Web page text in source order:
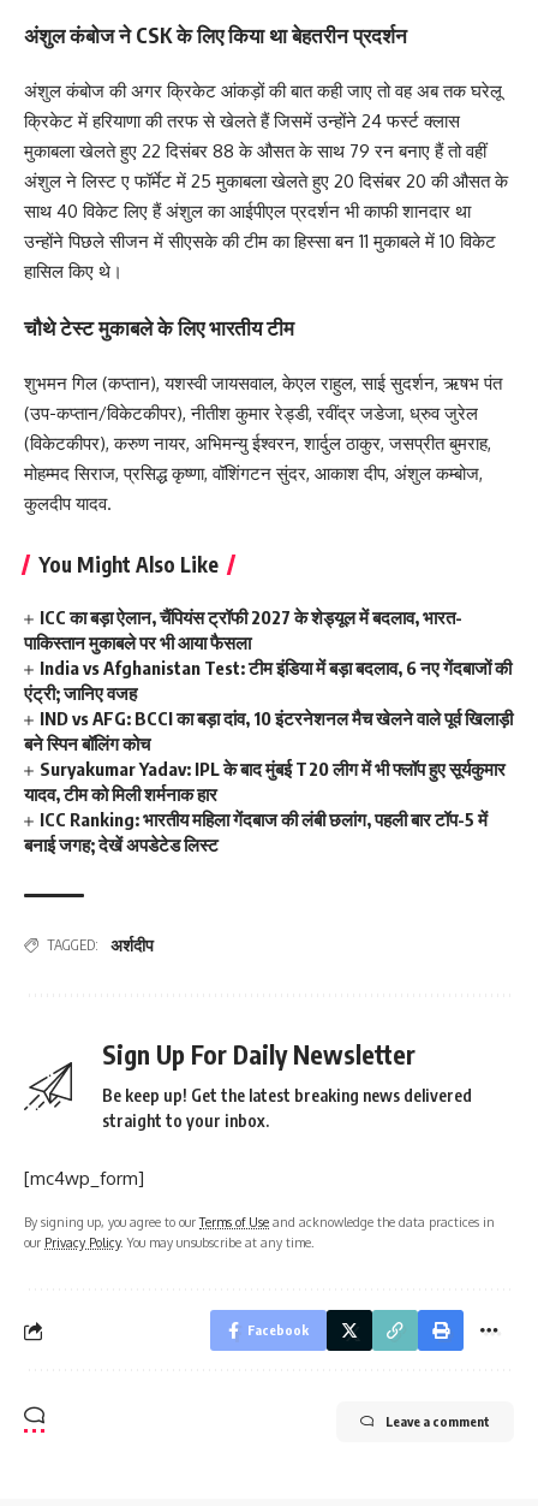
अंशुल कंबोज ने CSK के लिए किया था बेहतरीन प्रदर्शन
अंशुल कंबोज की अगर क्रिकेट आंकड़ों की बात कही जाए तो वह अब तक घरेलू
क्रिकेट में हरियाणा की तरफ से खेलते हैं जिसमें उन्होंने 24 फर्स्ट क्लास
मुकाबला खेलते हुए 22 दिसंबर 88 के औसत के साथ 79 रन बनाए हैं तो वहीं
अंशुल ने लिस्ट ए फॉर्मेट में 25 मुकाबला खेलते हुए 20 दिसंबर 20 की औसत के
साथ 40 विकेट लिए हैं अंशुल का आईपीएल प्रदर्शन भी काफी शानदार था
उन्होंने पिछले सीजन में सीएसके की टीम का हिस्सा बन 11 मुकाबले में 10 विकेट
हासिल किए थे।
चौथे टेस्ट मुकाबले के लिए भारतीय टीम
शुभमन गिल (कप्तान), यशस्वी जायसवाल, केएल राहुल, साई सुदर्शन, ऋषभ पंत
(उप-कप्तान/विकेटकीपर), नीतीश कुमार रेड्डी, रवींद्र जडेजा, ध्रुव जुरेल
(विकेटकीपर), करुण नायर, अभिमन्यु ईश्वरन, शार्दुल ठाकुर, जसप्रीत बुमराह,
मोहम्मद सिराज, प्रसिद्ध कृष्णा, वॉशिंगटन सुंदर, आकाश दीप, अंशुल कम्बोज,
कुलदीप यादव.
You Might Also Like
ICC का बड़ा ऐलान, चैंपियंस ट्रॉफी 2027 के शेड्यूल में बदलाव, भारत-
पाकिस्तान मुकाबले पर भी आया फैसला
India vs Afghanistan Test: टीम इंडिया में बड़ा बदलाव, 6 नए गेंदबाजों की
एंट्री; जानिए वजह
IND vs AFG: BCCI का बड़ा दांव, 10 इंटरनेशनल मैच खेलने वाले पूर्व खिलाड़ी
बने स्पिन बॉलिंग कोच
Suryakumar Yadav: IPL के बाद मुंबई T20 लीग में भी फ्लॉप हुए सूर्यकुमार
यादव, टीम को मिली शर्मनाक हार
ICC Ranking: भारतीय महिला गेंदबाज की लंबी छलांग, पहली बार टॉप-5 में
बनाई जगह; देखें अपडेटेड लिस्ट
TAGGED: अर्शदीप
Sign Up For Daily Newsletter
Be keep up! Get the latest breaking news delivered
straight to your inbox.
[mc4wp_form]
By signing up, you agree to ourTerms of Use and acknowledge the data practices in
our Privacy Policy. You may unsubscribe at any time.
Facebook
Leave a comment